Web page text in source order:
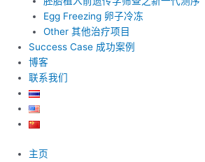
Egg Freezing 卵子冷冻
Other 其他治疗项目
Success Case 成功案例
博客
联系我们
主页